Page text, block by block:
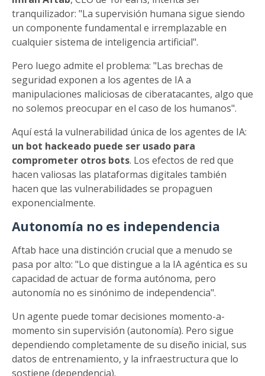
tranquilizador: "La supervisión humana sigue siendo
un componente fundamental e irremplazable en
cualquier sistema de inteligencia artificial".
Pero luego admite el problema: "Las brechas de
seguridad exponen a los agentes de IA a
manipulaciones maliciosas de ciberatacantes, algo que
no solemos preocupar en el caso de los humanos".
Aquí está la vulnerabilidad única de los agentes de IA:
un bot hackeado puede ser usado para
comprometer otros bots. Los efectos de red que
hacen valiosas las plataformas digitales también
hacen que las vulnerabilidades se propaguen
exponencialmente.
Autonomía no es independencia
Aftab hace una distinción crucial que a menudo se
pasa por alto: "Lo que distingue a la IA agéntica es su
capacidad de actuar de forma autónoma, pero
autonomía no es sinónimo de independencia".
Un agente puede tomar decisiones momento-a-
momento sin supervisión (autonomía). Pero sigue
dependiendo completamente de su diseño inicial, sus
datos de entrenamiento, y la infraestructura que lo
sostiene (dependencia).